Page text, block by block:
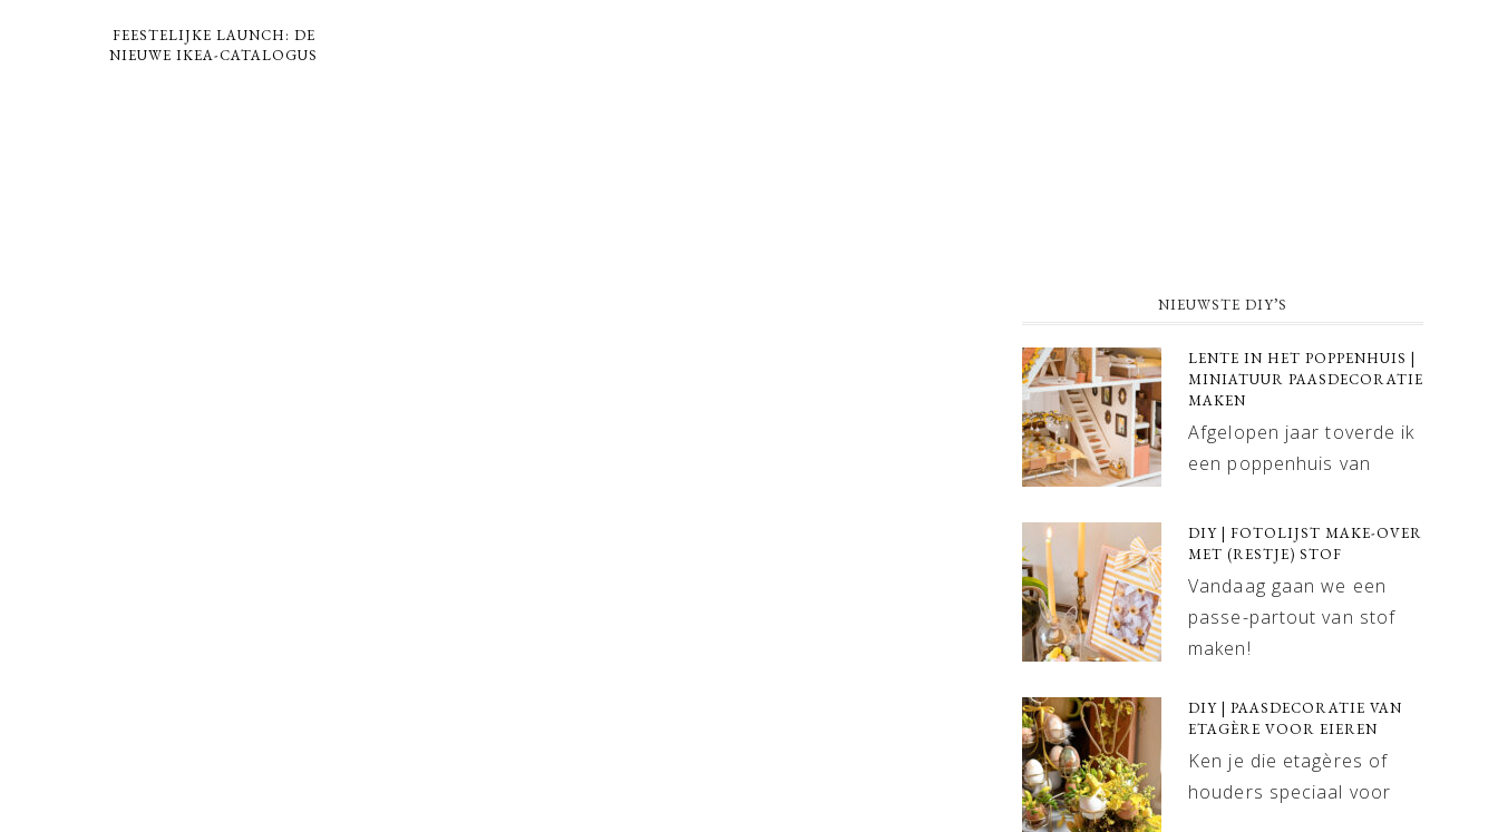
FEESTELIJKE LAUNCH: DE
NIEUWE IKEA-CATALOGUS
NIEUWSTE DIY’S
LENTE IN HET POPPENHUIS |
MINIATUUR PAASDECORATIE
MAKEN
Afgelopen jaar toverde ik
een poppenhuis van
DIY | FOTOLIJST MAKE-OVER
MET (RESTJE) STOF
Vandaag gaan we een
passe-partout van stof
maken!
DIY | PAASDECORATIE VAN
ETAGÈRE VOOR EIEREN
Ken je die etagères of
houders speciaal voor